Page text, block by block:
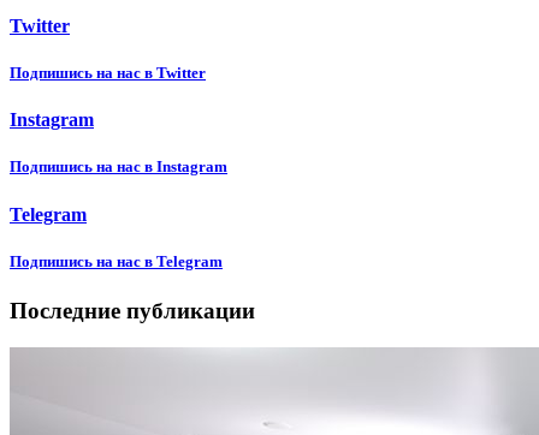
Twitter
Подпишиcь на нас в Twitter
Instagram
Подпишиcь на нас в Instagram
Telegram
Подпишиcь на нас в Telegram
Последние публикации